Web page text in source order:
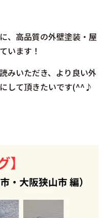
、高品質の外壁塗装・屋
います！
みいただき、より良い外
して頂きたいです(^^♪